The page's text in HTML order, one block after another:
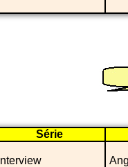
Série
Interview